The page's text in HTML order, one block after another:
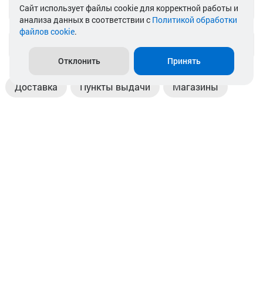
Telegram
Доставка Пункты выдачи Магазины
Cайт использует файлы cookie для корректной работы и
анализа данных в соответствии с Политикой обработки
файлов cookie.
Отклонить Принять